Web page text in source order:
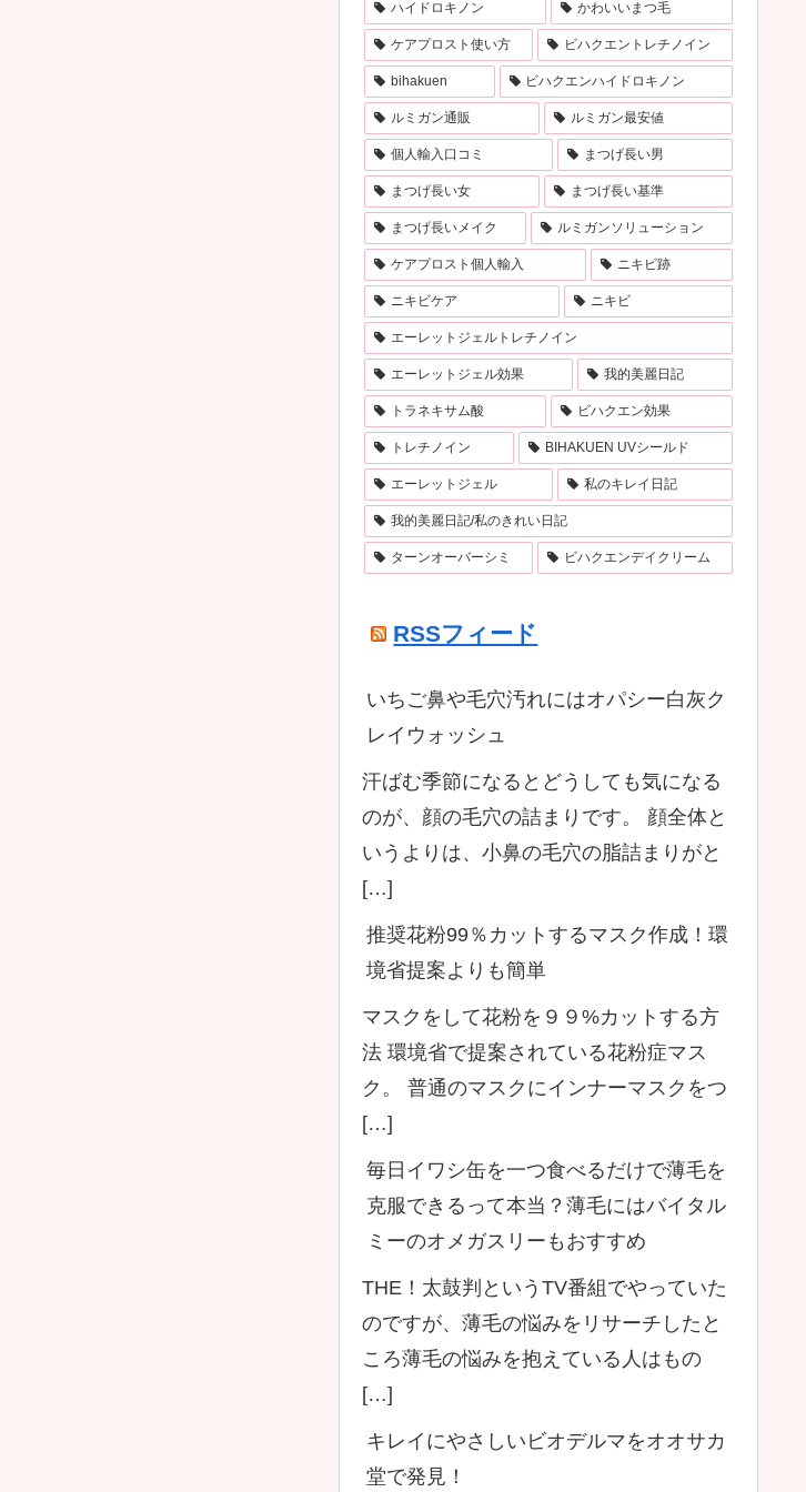
ハイドロキノン かわいいまつ毛
ケアプロスト使い方 ビハクエントレチノイン
bihakuen ビハクエンハイドロキノン
ルミガン通販 ルミガン最安値
個人輸入口コミ まつげ長い男
まつげ長い女 まつげ長い基準
まつげ長いメイク ルミガンソリューション
ケアプロスト個人輸入 ニキビ跡
ニキビケア ニキビ
エーレットジェルトレチノイン
エーレットジェル効果 我的美麗日記
トラネキサム酸 ビハクエン効果
トレチノイン BIHAKUEN UVシールド
エーレットジェル 私のキレイ日記
我的美麗日記/私のきれい日記
ターンオーバーシミ ビハクエンデイクリーム
RSSフィード
いちご鼻や毛穴汚れにはオパシー白灰ク
レイウォッシュ
汗ばむ季節になるとどうしても気になる
のが、顔の毛穴の詰まりです。 顔全体と
いうよりは、小鼻の毛穴の脂詰まりがと
[…]
推奨花粉99％カットするマスク作成！環
境省提案よりも簡単
マスクをして花粉を９９%カットする方
法 環境省で提案されている花粉症マス
ク。 普通のマスクにインナーマスクをつ
[…]
毎日イワシ缶を一つ食べるだけで薄毛を
克服できるって本当？薄毛にはバイタル
ミーのオメガスリーもおすすめ
THE！太鼓判というTV番組でやっていた
のですが、薄毛の悩みをリサーチしたと
ころ薄毛の悩みを抱えている人はもの
[…]
キレイにやさしいビオデルマをオオサカ
堂で発見！